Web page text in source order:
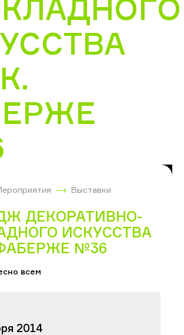
Выставки
ДЕКОРАТИВНО-
ИСКУССТВА
№36
всем
2014